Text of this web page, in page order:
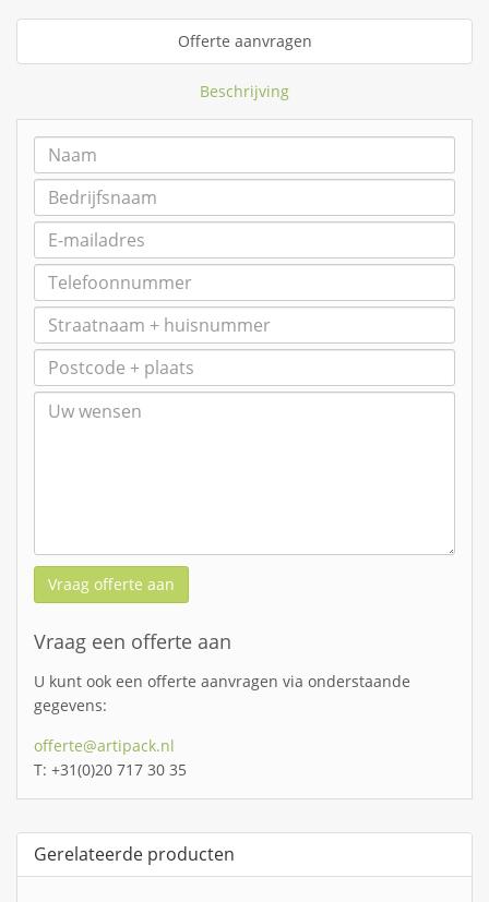
Offerte aanvragen
Beschrijving
Vraag offerte aan
Vraag een offerte aan
U kunt ook een offerte aanvragen via onderstaande
gegevens:
offerte@artipack.nl
T: +31(0)20 717 30 35
Gerelateerde producten